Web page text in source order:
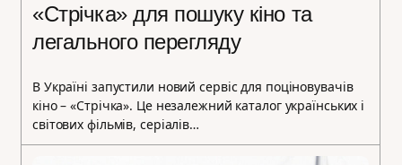
«Стрічка» для пошуку кіно та
легального перегляду
В Україні запустили новий сервіс для поціновувачів
кіно – «Стрічка». Це незалежний каталог українських і
світових фільмів, серіалів…